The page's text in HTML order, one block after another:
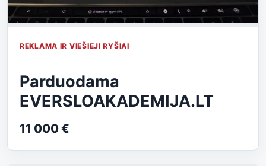
REKLAMA IR VIEŠIEJI RYŠIAI
Parduodama
EVERSLOAKADEMIJA.LT
11 000 €